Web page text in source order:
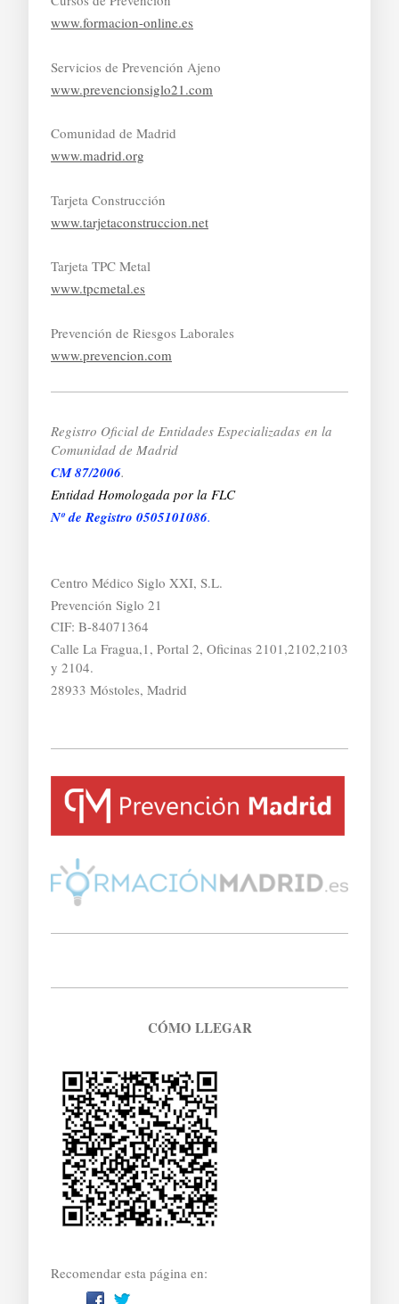
www.formacion-online.es
Servicios de Prevención Ajeno
www.prevencionsiglo21.com
Comunidad de Madrid
www.madrid.org
Tarjeta Construcción
www.tarjetaconstruccion.net
Tarjeta TPC Metal
www.tpcmetal.es
Prevención de Riesgos Laborales
www.prevencion.com
Registro Oficial de Entidades Especializadas en la
Comunidad de Madrid
CM 87/2006.
Entidad Homologada por la FLC
Nº de Registro 0505101086.
Centro Médico Siglo XXI, S.L.
Prevención Siglo 21
CIF: B-84071364
Calle La Fragua,1, Portal 2, Oficinas 2101,2102,2103
y 2104.
28933 Móstoles, Madrid
CÓMO LLEGAR
Recomendar esta página en: